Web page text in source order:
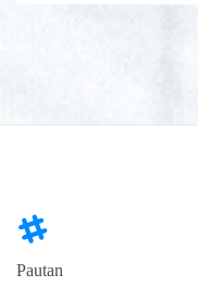
Pautan